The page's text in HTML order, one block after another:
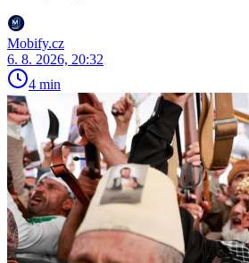
Mobify.cz
6. 8. 2026, 20:32
4 min